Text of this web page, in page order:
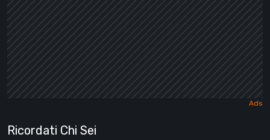
Ricordati Chi Sei